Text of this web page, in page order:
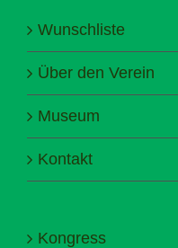
Wunschliste
Über den Verein
Museum
Kontakt
Kongress